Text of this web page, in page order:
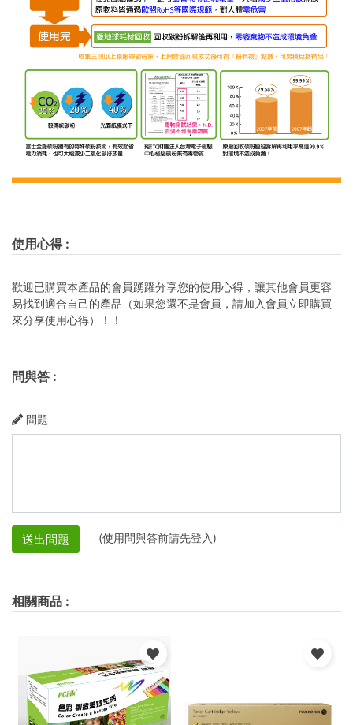
使用心得:
歡迎已購買本產品的會員踴躍分享您的使用心得，讓其他會員更容
易找到適合自己的產品（如果您還不是會員，請加入會員立即購買
來分享使用心得）！！
問與答 :
問題
送出問題 (使用問與答前請先登入)
相關商品 :